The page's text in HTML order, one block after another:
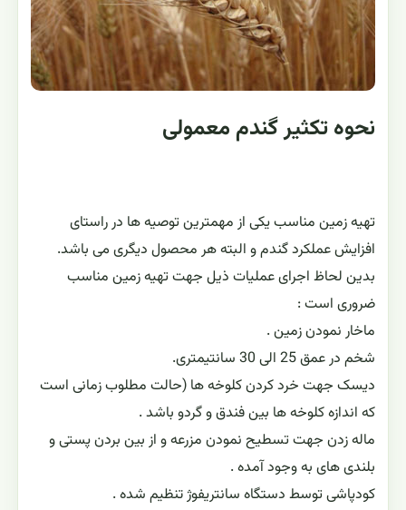
نحوه تکثیر گندم معمولی
تهیه زمین مناسب یکی از مهمترین توصیه ها در راستای
افزایش عملکرد گندم و البته هر محصول دیگری می باشد.
بدین لحاظ اجرای عملیات ذیل جهت تهیه زمین مناسب
ضروری است :
ماخار نمودن زمین .
شخم در عمق 25 الی 30 سانتیمتری.
دیسک جهت خرد کردن کلوخه ها (حالت مطلوب زمانی است
که اندازه کلوخه ها بین فندق و گردو باشد .
ماله زدن جهت تسطیح نمودن مزرعه و از بین بردن پستی و
بلندی های به وجود آمده .
کودپاشی توسط دستگاه سانتریفوژ تنظیم شده .